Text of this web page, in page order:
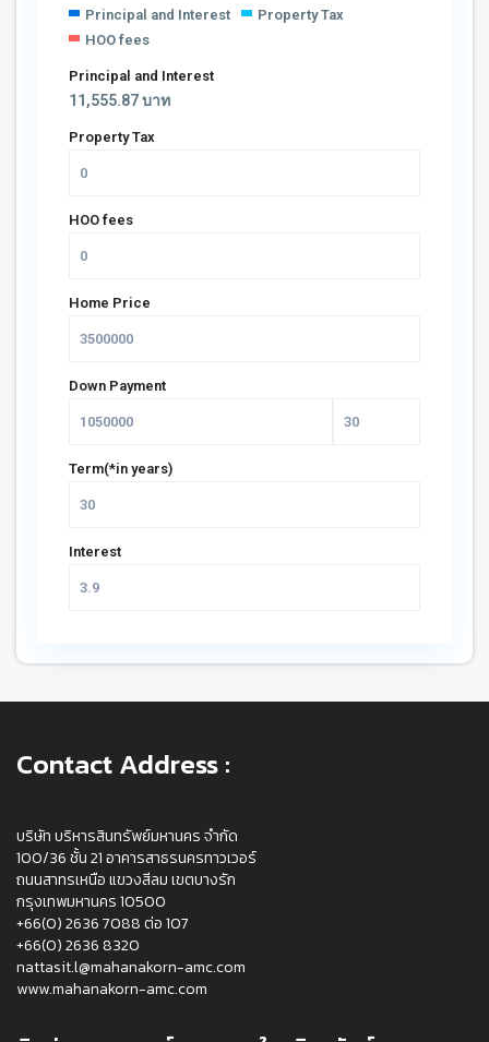
Principal and Interest
Property Tax
HOO fees
Principal and Interest
11,555.87บาท
Property Tax
HOO fees
Home Price
Down Payment
Term(*in years)
Interest
Contact Address :
บริษัท บริหารสินทรัพย์มหานคร จำกัด
100/36 ชั้น 21 อาคารสาธรนครทาวเวอร์
ถนนสาทรเหนือ แขวงสีลม เขตบางรัก
กรุงเทพมหานคร 10500
+66(0) 2636 7088 ต่อ 107
+66(0) 2636 8320
nattasit.l@mahanakorn-amc.com
www.mahanakorn-amc.com